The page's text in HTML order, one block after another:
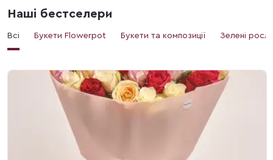
Наші бестселери
Всі Букети Flowerpot Букети та композиції Зелені